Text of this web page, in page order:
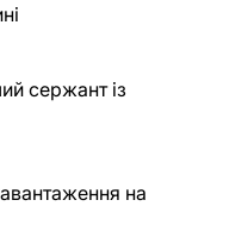
сержант із
на